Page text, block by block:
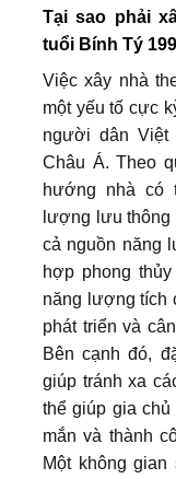
Tại sao phải
tuổi Bính Tý
Việc xây nhà
một yếu tố cực
người dân
Châu Á. Theo
hướng nhà có
lượng lưu thông
cả nguồn năng
hợp phong
năng lượng tích
phát triển và
Bên cạnh đó,
giúp tránh xa
thể giúp gia
mắn và thành
Một không